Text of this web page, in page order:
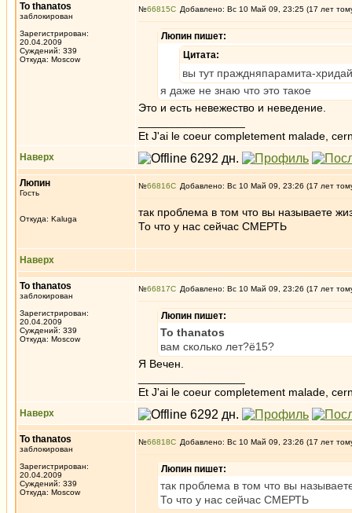
To thanatos
заблокирован
Зарегистрирован:
20.04.2009
Суждений: 339
Откуда: Moscow
№66815 Добавлено: Вс 10 Май 09, 23:25 (17 лет
Люпин пишет:
Цитата:
вы тут праждняпарамита-
я даже не знаю что это такое
Это и есть невежество и неведение.
Et J'ai le coeur completement malade,
Наверх
Люпин
Гость
Откуда: Kaluga
№66816 Добавлено: Вс 10 Май 09, 23:26 (17 лет
так проблема в том что вы называете
То что у нас сейчас СМЕРТЬ
Наверх
To thanatos
заблокирован
Зарегистрирован:
20.04.2009
Суждений: 339
Откуда: Moscow
№66817 Добавлено: Вс 10 Май 09, 23:26 (17 лет
Люпин пишет:
To thanatos
вам сколько лет?ё15?
Я Вечен.
Et J'ai le coeur completement malade,
Наверх
To thanatos
заблокирован
Зарегистрирован:
20.04.2009
Суждений: 339
Откуда: Moscow
№66818 Добавлено: Вс 10 Май 09, 23:26 (17 лет
Люпин пишет:
так проблема в том что вы
То что у нас сейчас СМЕРТЬ